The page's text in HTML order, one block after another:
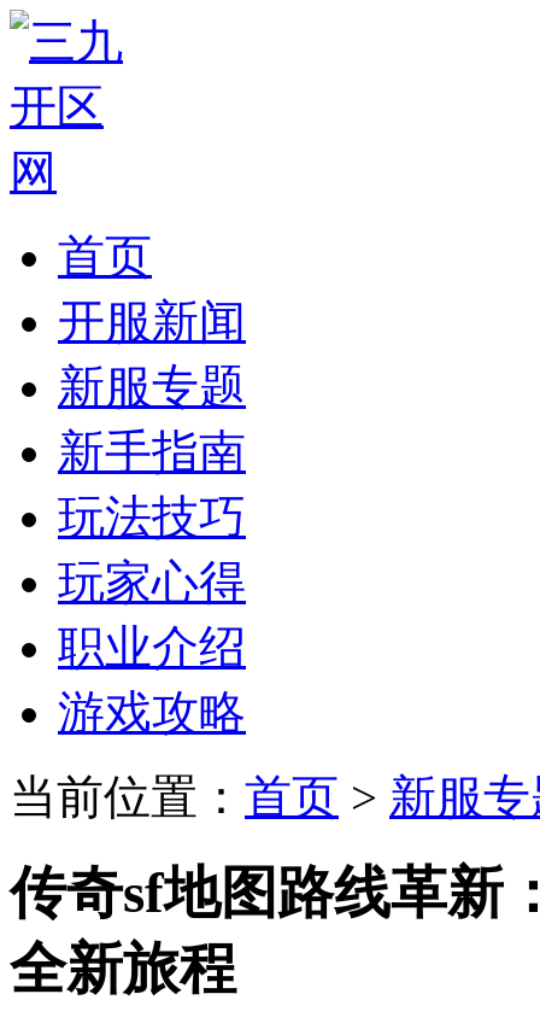
首页
开服新闻
新服专题
新手指南
玩法技巧
玩家心得
职业介绍
游戏攻略
当前位置： 首页 > 新服
传奇sf地图路线革新
全新旅程